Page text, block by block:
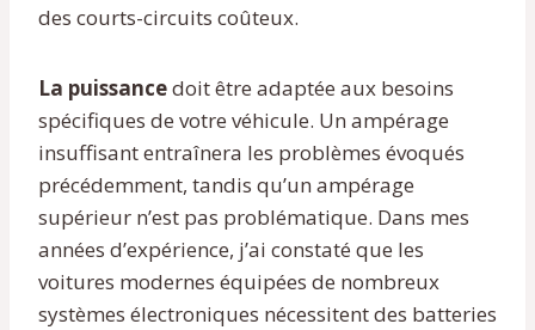
des courts-circuits coûteux.
La puissancedoit être adaptée aux besoins
spécifiques de votre véhicule. Un ampérage
insuffisant entraînera les problèmes évoqués
précédemment, tandis qu’un ampérage
supérieur n’est pas problématique. Dans mes
années d’expérience, j’ai constaté que les
voitures modernes équipées de nombreux
systèmes électroniques nécessitent des batteries